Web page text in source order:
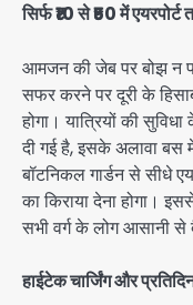
सिर्फ ₹10 से ₹50 में
आमजन की जेब पर बोझ न
सफर करने पर दूरी के
होगा। यात्रियों की
दी गई है, इसके अलावा बस
बॉटनिकल गार्डन से सीधे
का किराया देना होगा।
सभी वर्ग के लोग आसानी
हाईटेक चार्जिंग और